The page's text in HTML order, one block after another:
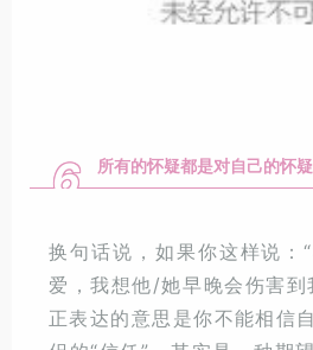
6 所有的怀疑都是对自己的怀疑
换句话说，如果你这样说：
爱，我想他/她早晚会伤害到
正表达的意思是你不能相信